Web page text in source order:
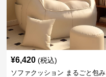
¥6,420 (税込)
ソファクッション まるごと包み